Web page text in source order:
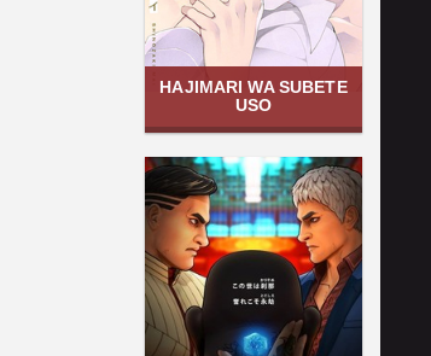
HAJIMARI WA SUBETE
USO